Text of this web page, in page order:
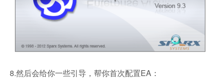
8.然后会给你一些引导，帮你首次配置EA：